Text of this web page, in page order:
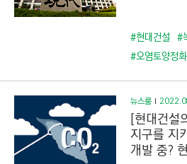
#현대건설 #
#오염토양정화
뉴스룸
[현대건설
지구를 지
개발 중?